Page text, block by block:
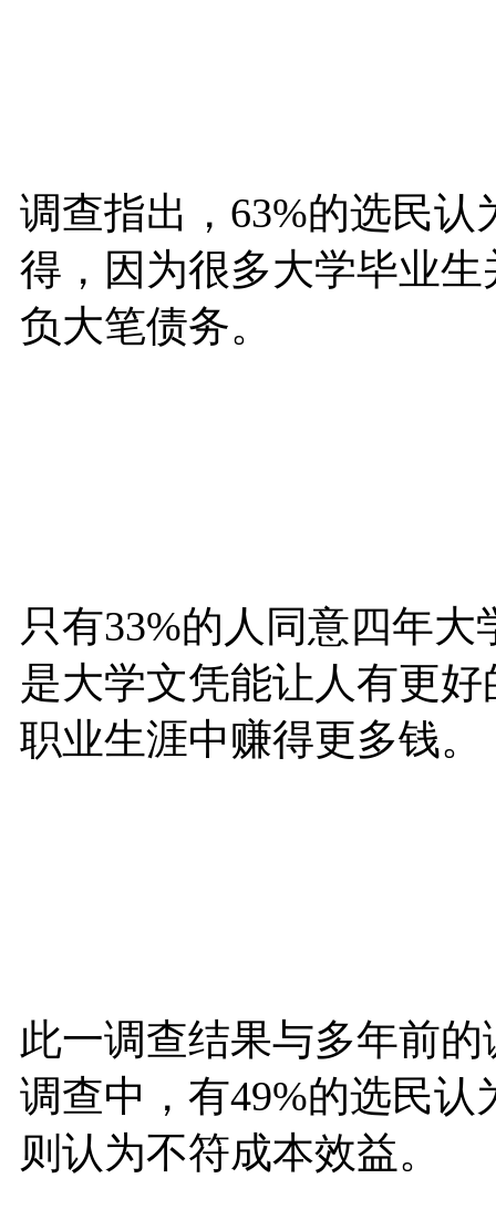
调查指出，63%的选民
得，因为很多大学毕业
负大笔债务。
只有33%的人同意四年
是大学文凭能让人有更
职业生涯中赚得更多钱。
此一调查结果与多年前
调查中，有49%的选民
则认为不符成本效益。